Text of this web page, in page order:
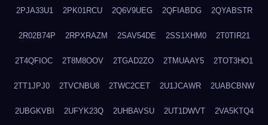
2PJA33U1 2PK01RCU 2Q6V9UEG 2QFIABDG 2QYABSTR
2R02B74P 2RPXRAZM 2SAV54DE 2SS1XHM0 2T0TIR21
2T4QFIOC 2T8M8OOV 2TGAD2ZO 2TMUAAY5 2TOT3HO1
2TT1JPJ0 2TVCNBU8 2TWC2CET 2U1JCAWR 2UABCBNW
2UBGKVBI 2UFYK23Q 2UHBAVSU 2UT1DWVT 2VA5KTQ4